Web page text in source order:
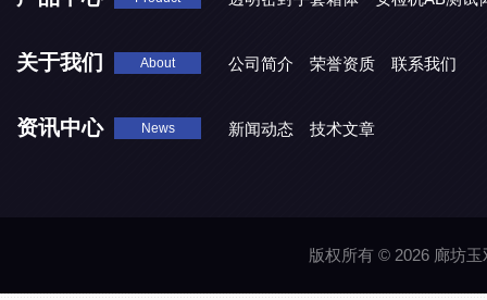
关于我们 About 公司简介 荣誉资质 联系我们
资讯中心 News 新闻动态 技术文章
版权所有 © 2026 廊坊